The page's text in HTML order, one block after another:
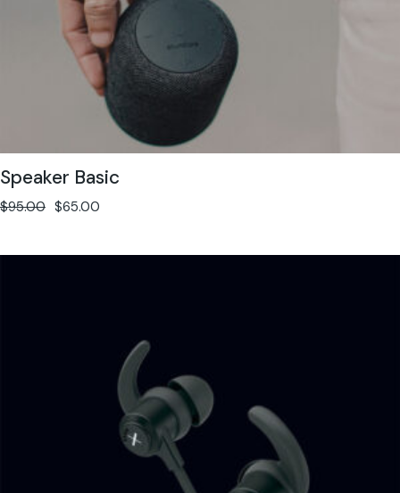
Speaker Basic
$95.00 $65.00